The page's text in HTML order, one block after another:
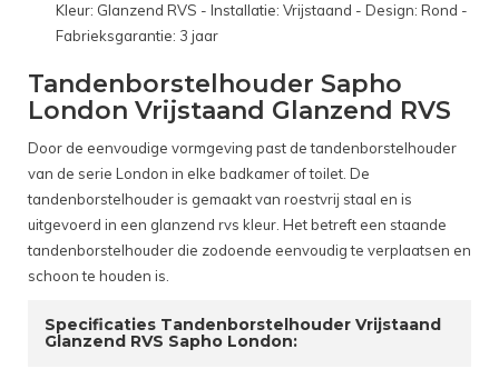
Kleur: Glanzend RVS - Installatie: Vrijstaand - Design: Rond -
Fabrieksgarantie: 3 jaar
Tandenborstelhouder Sapho
London Vrijstaand Glanzend RVS
Door de eenvoudige vormgeving past de tandenborstelhouder
van de serie London in elke badkamer of toilet. De
tandenborstelhouder is gemaakt van roestvrij staal en is
uitgevoerd in een glanzend rvs kleur. Het betreft een staande
tandenborstelhouder die zodoende eenvoudig te verplaatsen en
schoon te houden is.
Specificaties Tandenborstelhouder Vrijstaand
Glanzend RVS Sapho London: